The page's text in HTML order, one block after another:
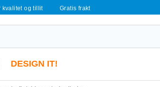
kvalitet og tillit Gratis frakt
DESIGN IT!